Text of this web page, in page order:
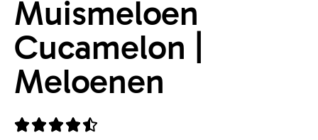
Muismeloen
Cucamelon |
Meloenen
